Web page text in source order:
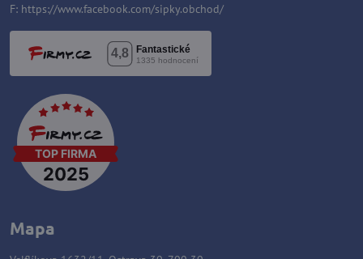
F: https://www.facebook.com/sipky.obchod/
Mapa